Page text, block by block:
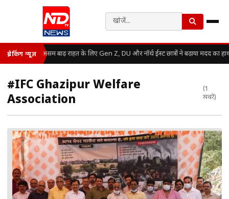
ब्रेकिंग न्यूज़ असम बाढ़ राहत के लिए Gen Z, DU और नॉर्थ ईस्ट छात्रों ने बढ़ाया मदद का
#IFC Ghazipur Welfare
Association
(1
खबरें)